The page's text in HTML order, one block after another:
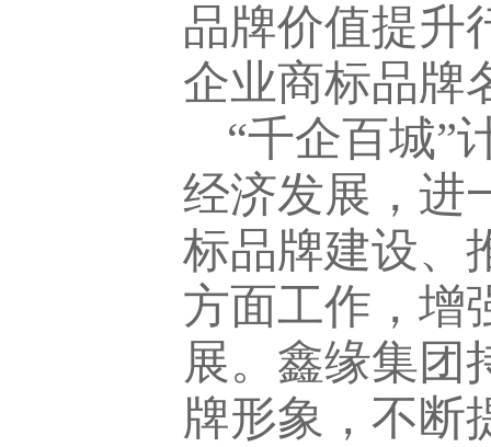
品牌价值提升
企业商标品牌
“千企百城”
经济发展，进
标品牌建设、
方面工作，增
展。鑫缘集团
牌形象，不断